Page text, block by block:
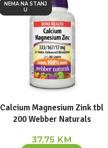
NEMA NA STANJ
U
Calcium Magnesium Zink tbl
200 Webber Naturals
37,75 KM